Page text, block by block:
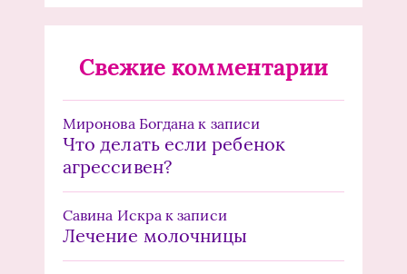
Свежие комментарии
Миронова Богдана к записи
Что делать если ребенок
агрессивен?
Савина Искрак записи
Лечение молочницы